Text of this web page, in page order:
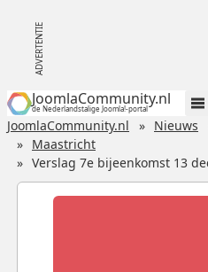
JoomlaCommunity.nl
de Nederlandstalige Joomla!-portal
JoomlaCommunity.nl Nieuws
Maastricht
Verslag 7e bijeenkomst 13